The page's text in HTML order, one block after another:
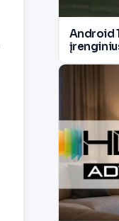
Android